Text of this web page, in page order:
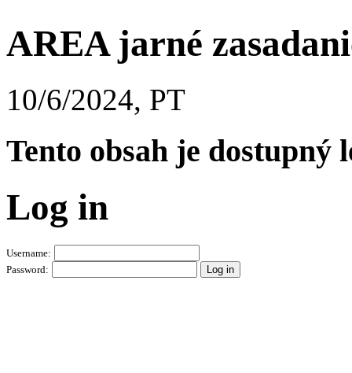
AREA jarné
10/6/2024, PT
Tento obsah je dostupný
Log in
Username:
Password: